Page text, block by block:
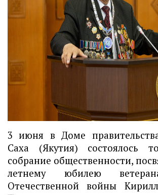
3 июня в Доме
Саха (Якутия) состоялось
собрание общественности,
летнему юбилею
Отечественной войны